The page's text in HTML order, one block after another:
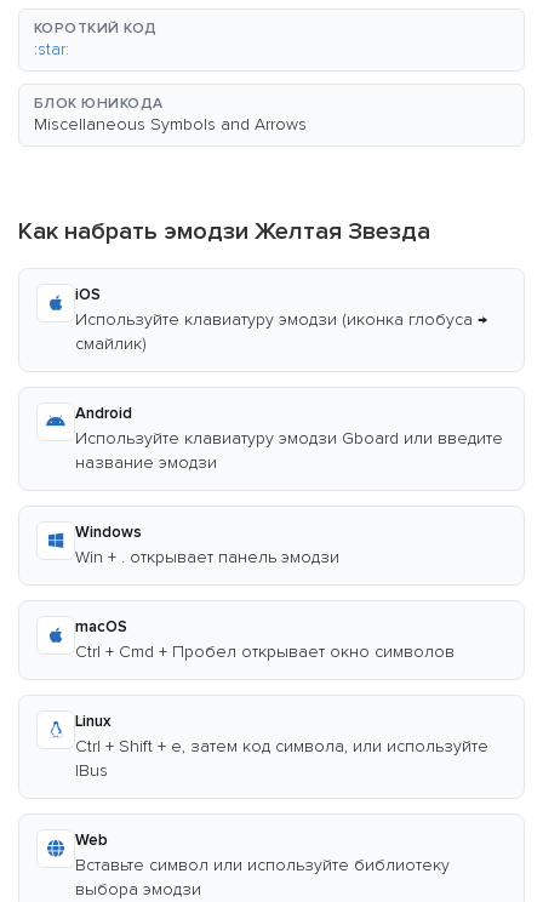
КОРОТКИЙ КОД
:star:
БЛОК ЮНИКОДА
Miscellaneous Symbols and Arrows
Как набрать эмодзи Желтая Звезда
iOS
Используйте клавиатуру эмодзи (иконка глобуса →
смайлик)
Android
Используйте клавиатуру эмодзи Gboard или введите
название эмодзи
Windows
Win + . открывает панель эмодзи
macOS
Ctrl + Cmd + Пробел открывает окно символов
Linux
Ctrl + Shift + e, затем код символа, или используйте
IBus
Web
Вставьте символ или используйте библиотеку
выбора эмодзи